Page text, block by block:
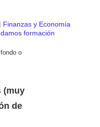
Finanzas y Economía
formación
o
(muy
de